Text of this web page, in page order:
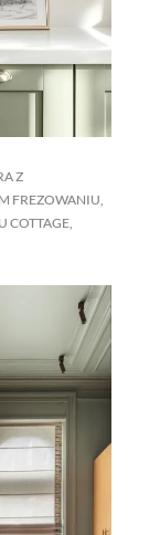
Z
FREZOWANIU,
COTTAGE,